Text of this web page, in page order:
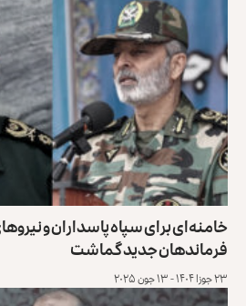
خامنه‌ای برای سپاه پاسداران و
فرماندهان جدید گماشت
۲۳ جوزا ۱۴۰۴ - ۱۳ جون ۲۰۲۵